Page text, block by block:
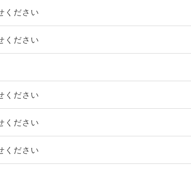
ください
ください
ください
ください
ください